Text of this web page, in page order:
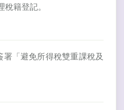
籍登記。
署「避免所得稅雙重課稅及